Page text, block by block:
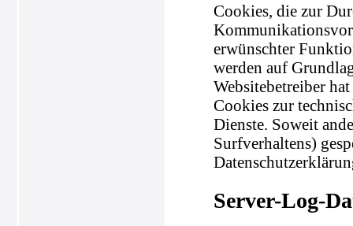
Cookies, die zur
erwünschter
werden auf
Websitebetreiber
Cookies zur
Dienste. Soweit
Surfverhaltens)
Server-Log-